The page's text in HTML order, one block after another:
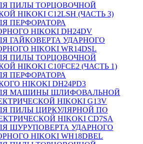
ПИЛЫ ТОРЦОВОЧНОЙ
HIKOKI C12LSH (ЧАСТЬ 3)
ПЕРФОРАТОРА
HIKOKI DH24DV
ГАЙКОВЕРТА УДАРНОГО
HIKOKI WR14DSL
ПИЛЫ ТОРЦОВОЧНОЙ
HIKOKI C10FCE2 (ЧАСТЬ 1)
ПЕРФОРАТОРА
HIKOKI DH24PD3
МАШИНЫ ШЛИФОВАЛЬНОЙ
HIKOKI G13V
ПИЛЫ ЦИРКУЛЯРНОЙ ПО
HIKOKI CD7SA
ШУРУПОВЕРТА УДАРНОГО
HIKOKI WH18DBEL